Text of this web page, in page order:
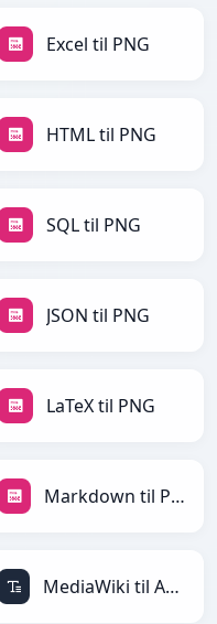
Excel til PNG
HTML til PNG
SQL til PNG
JSON til PNG
LaTeX til PNG
Markdown til PNG
MediaWiki til ASCII